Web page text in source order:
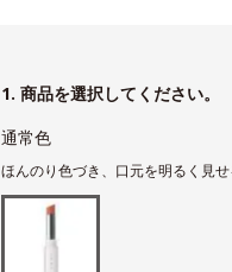
1. 商品を選択してください。
通常色
ほんのり色づき、口元を明るく見せ